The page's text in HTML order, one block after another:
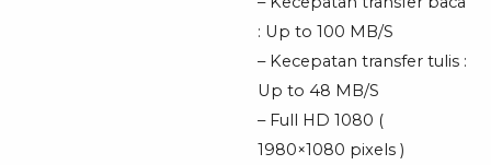
: Up to 100 MB/S
– Kecepatan transfer tulis :
Up to 48 MB/S
– Full HD 1080 (
1980×1080 pixels )